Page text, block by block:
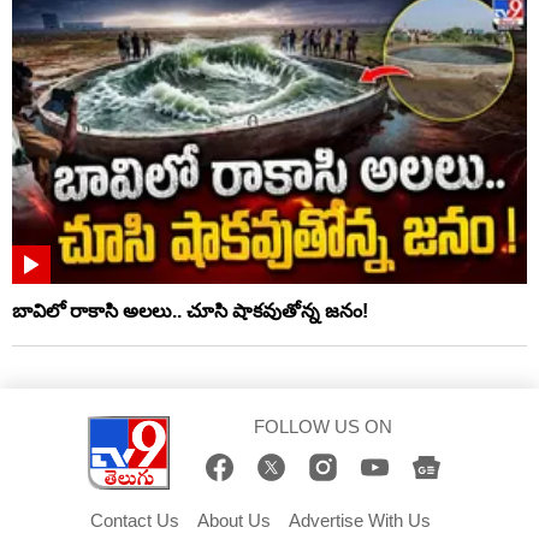
బావిలో రాకాసి అలలు.. చూసి షాకవుతోన్న జనం!
FOLLOW US ON
Contact Us About Us Advertise With Us